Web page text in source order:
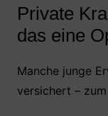
Private
das eine
Manche junge
versichert –